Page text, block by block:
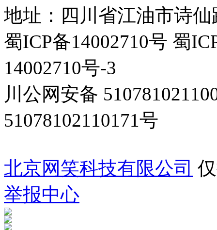
地址：四川省江油市诗仙
蜀ICP备14002710号 蜀
14002710号-3
川公网安备
51078102110171号
北京网笑科技有限公司
举报中心